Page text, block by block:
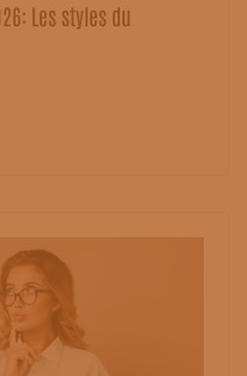
Les styles du